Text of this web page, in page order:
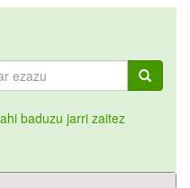
baduzu jarri zaitez